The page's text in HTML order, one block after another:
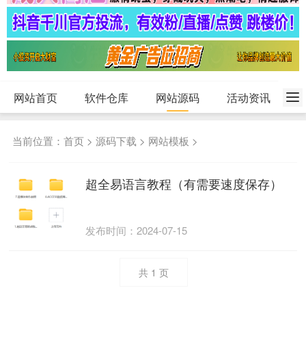
网站首页 软件仓库 网站源码 活动资讯
当前位置：首页 >源码下载 > 网站模板 >
超全易语言教程（有需要速度保存）
发布时间：2024-07-15
共 1 页